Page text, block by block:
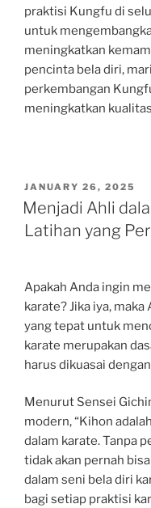
praktisi Kungfu di
untuk
meningkatkan
pencinta bela diri,
perkembangan
meningkatkan
POSTED
ON
JANUARY 26, 2025
Menjadi Ahli
Latihan yang
Apakah Anda ingin
karate? Jika iya,
yang tepat untuk
karate merupakan
harus dikuasai
Menurut Sensei
modern, “Kihon
dalam karate. Tanpa
tidak akan pernah
dalam seni bela diri
bagi setiap praktisi